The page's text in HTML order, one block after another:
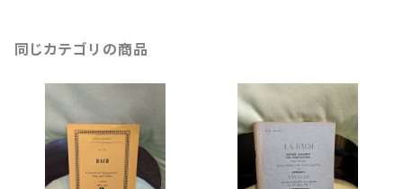
1年
同じカテゴリの商品